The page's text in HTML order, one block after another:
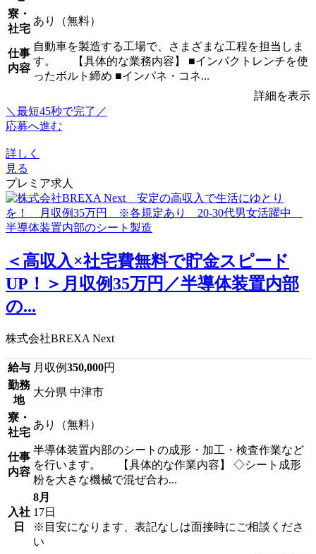
寮・
社宅
あり（無料）
仕事
内容
自動車を製造する工場で、さまざまな工程を担当しま
す。 【具体的な業務内容】 ■インパクトレンチを使
ったボルト締め ■インパネ・コネ...
詳細を表示
＼最短45秒で完了／
応募へ進む
詳しく
見る
プレミア求人
＜高収入×社宅費無料で貯金スピード
UP！＞月収例35万円／半導体装置内部
の...
株式会社BREXA Next
給与 月収例350,000円
勤務
地
大分県 中津市
寮・
社宅
あり（無料）
仕事
内容
半導体装置内部のシートの成形・加工・検査作業など
を行います。 【具体的な作業内容】 ◇シート成形
粉を大きな機械で混ぜ合わ...
入社
日
8月
17日
※目安になります、表記なしは面接時にご相談くださ
い